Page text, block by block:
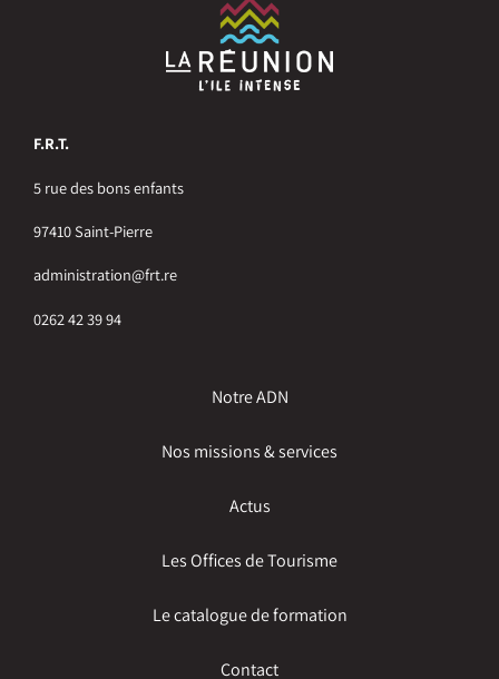
F.R.T.
5 rue des bons enfants
97410 Saint-Pierre
administration@frt.re
0262 42 39 94
Notre ADN
Nos missions & services
Actus
Les Offices de Tourisme
Le catalogue de formation
Contact